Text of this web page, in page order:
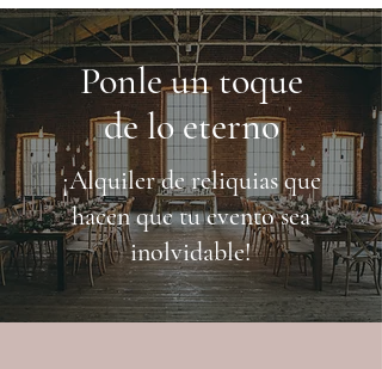
Ponle un toque
de lo eterno
¡Alquiler de reliquias que
hacen que tu evento sea
inolvidable!